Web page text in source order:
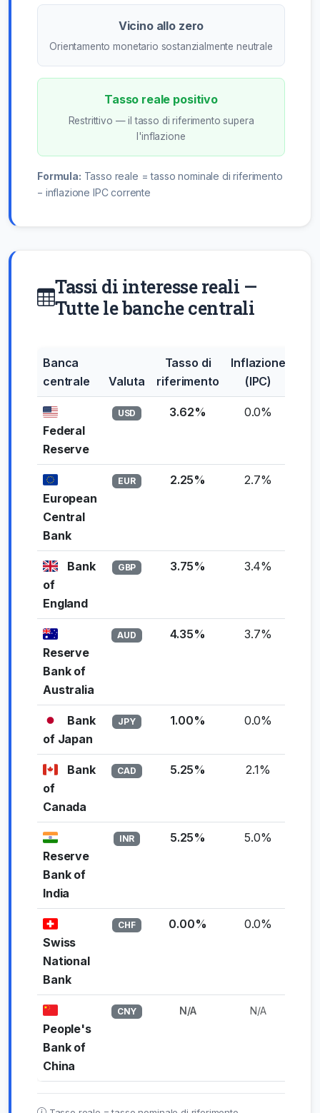
Vicino allo zero
Orientamento monetario sostanzialmente neutrale
Tasso reale positivo
Restrittivo — il tasso di riferimento supera
l'inflazione
Formula: Tasso reale = tasso nominale di riferimento
− inflazione IPC corrente
Tassi di interesse reali —
Tutte le banche centrali
Banca
centrale
Valuta
Tasso di
riferimento
Inflazione
(IPC)
Federal
Reserve
USD 3.62% 0.0%
European
Central
Bank
EUR 2.25% 2.7%
Bank
of
England
GBP 3.75% 3.4%
Reserve
Bank of
Australia
AUD 4.35% 3.7%
Bank
of Japan
JPY 1.00% 0.0%
Bank
of
Canada
CAD 5.25% 2.1%
Reserve
Bank of
India
INR 5.25% 5.0%
Swiss
National
Bank
CHF 0.00% 0.0%
People's
Bank of
China
CNY N/A N/A